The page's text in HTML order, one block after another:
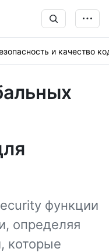
и качество
функции
определяя
которые